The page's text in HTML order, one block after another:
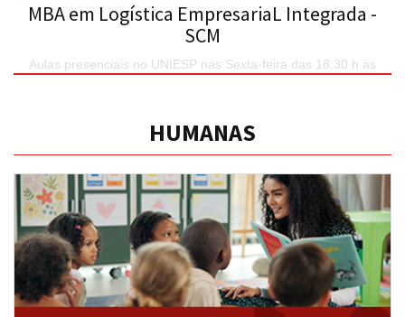
MBA em Logística EmpresariaL Integrada -
SCM
Aulas presenciais no UNIESP nas Sexta-feira das 18:30 h às
HUMANAS